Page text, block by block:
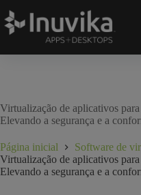
Virtualização de aplicativos
Elevando a segurança e a
Página inicial
Software de
Virtualização de aplicativos
Elevando a segurança e a